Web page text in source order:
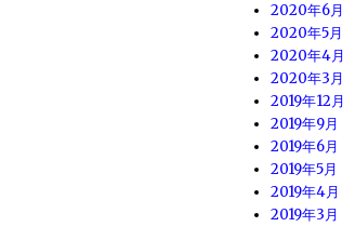
2020年6月
2020年5月
2020年4月
2020年3月
2019年12月
2019年9月
2019年6月
2019年5月
2019年4月
2019年3月